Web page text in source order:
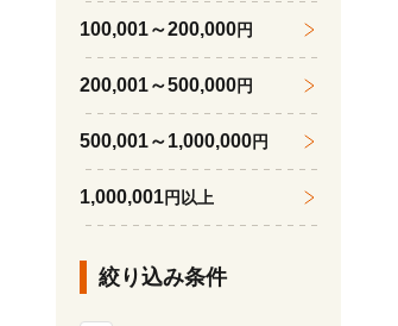
100,001～200,000円
200,001～500,000円
500,001～1,000,000円
1,000,001円以上
絞り込み条件